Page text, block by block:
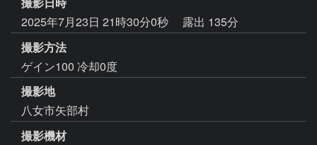
2025年7月23日 21時30分0秒
露出 135分
撮影方法
ゲイン100 冷却0度
撮影地
八女市矢部村
撮影機材